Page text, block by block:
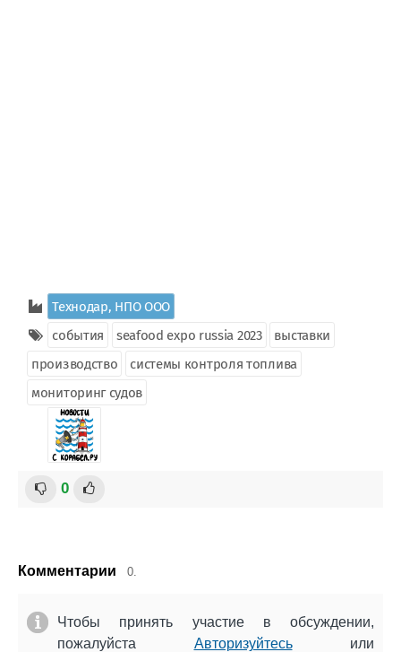
Технодар, НПО ООО
события
seafood expo russia 2023
выставки
производство
системы контроля топлива
мониторинг судов
0
Комментарии 0.
Чтобы принять участие в обсуждении,
пожалуйста Авторизуйтесьили